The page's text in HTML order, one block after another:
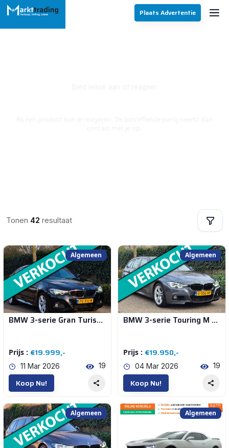
Plaats Advertentie
Tonen 42 resultaat
Filters
€0
Voeg Toe Opnieuw Instellen
Algemeen
BMW 3-serie Gran Turismo GT M Sport Panorama Apple CarPlay NAP 320i Corporate Lease High Executive
Prijs : €19.999,-
11 Mar 2026 19
Koop Nu!
Algemeen
BMW 3-serie Touring M Sport virtual Dash Nbt EVO Id6 Navi Apple CarPlay Corporate Lease
Prijs : €19.950,-
04 Mar 2026 19
Koop Nu!
Algemeen Algemeen